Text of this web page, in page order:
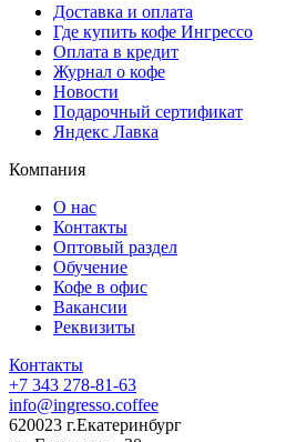
Доставка и оплата
Где купить кофе Ингрессо
Оплата в кредит
Журнал о кофе
Новости
Подарочный сертификат
Яндекс Лавка
Компания
О нас
Контакты
Оптовый раздел
Обучение
Кофе в офис
Вакансии
Реквизиты
Контакты
+7 343 278-81-63
info@ingresso.coffee
620023 г.Екатеринбург